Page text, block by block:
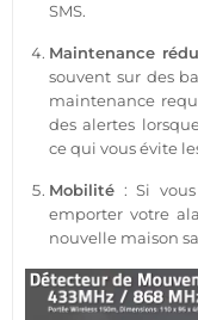
SMS.
Maintenance
souvent sur des
maintenance
des alertes
ce qui vous évite
Mobilité : Si
emporter votre
nouvelle maison